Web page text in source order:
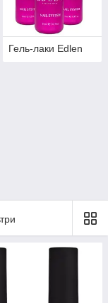
Гель-лаки Edlen